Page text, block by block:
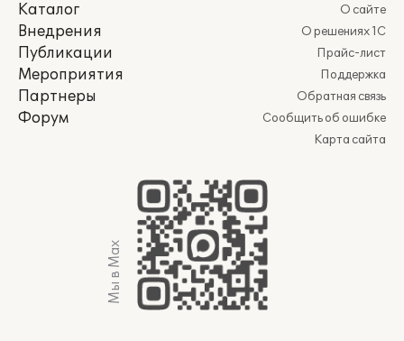
Каталог
Внедрения
Публикации
Мероприятия
Партнеры
Форум
О сайте
О решениях 1С
Прайс-лист
Поддержка
Обратная связь
Сообщить об ошибке
Карта сайта
Мы в Max